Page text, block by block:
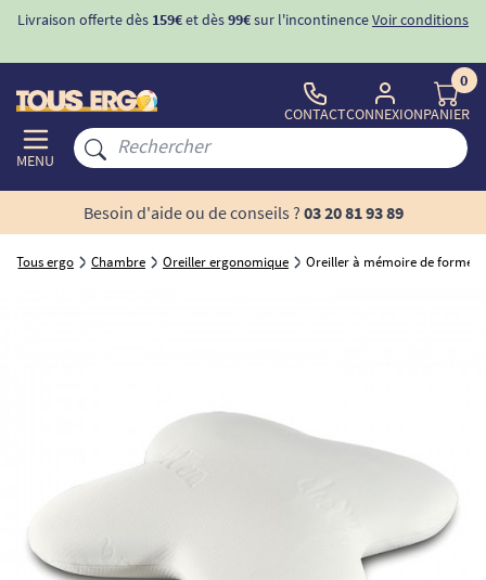
Livraison offerte dès 159€et dès99€sur l'incontinenceVoir conditions
MENU
CONTACTCONNEXION
0
PANIER
Besoin d'aide ou de conseils ? 03 20 81 93 89
Tous ergo Chambre Oreiller ergonomique Oreiller à mémoire de forme